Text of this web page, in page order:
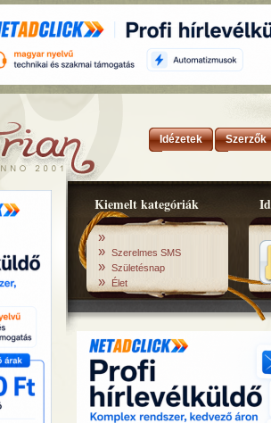
Idézetek Szerzők
Kiemelt kategóriák
»
» Szerelmes SMS
» Születésnap
» Élet